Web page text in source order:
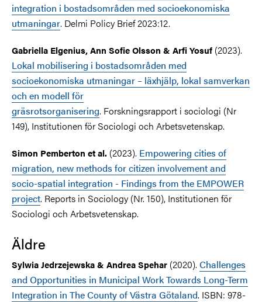
integration i bostadsområden med socioekonomiska
utmaningar. Delmi Policy Brief 2023:12.
Gabriella Elgenius, Ann Sofie Olsson & Arfi Yosuf (2023).
Lokal mobilisering i bostadsområden med
socioekonomiska utmaningar – läxhjälp, lokal samverkan
och en modell för
gräsrotsorganisering. Forskningsrapport i sociologi (Nr
149), Institutionen för Sociologi och Arbetsvetenskap.
Simon Pemberton et al. (2023). Empowering cities of
migration, new methods for citizen involvement and
socio-spatial integration - Findings from the EMPOWER
project. Reports in Sociology (Nr. 150), Institutionen för
Sociologi och Arbetsvetenskap.
Äldre
Sylwia Jedrzejewska & Andrea Spehar (2020). Challenges
and Opportunities in Municipal Work Towards Long-Term
Integration in The County of Västra Götaland. ISBN: 978-